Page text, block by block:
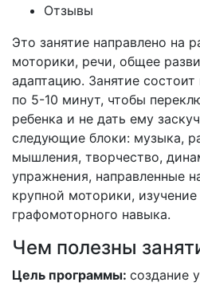
Отзывы
Это занятие направлено на
моторики, речи, общее
адаптацию. Занятие
по 5-10 минут, чтобы
ребенка и не дать ему
следующие блоки: музыка,
мышления, творчество,
упражнения, направленные
крупной моторики,
графомоторного навыка.
Чем полезны
Цель программы: создание